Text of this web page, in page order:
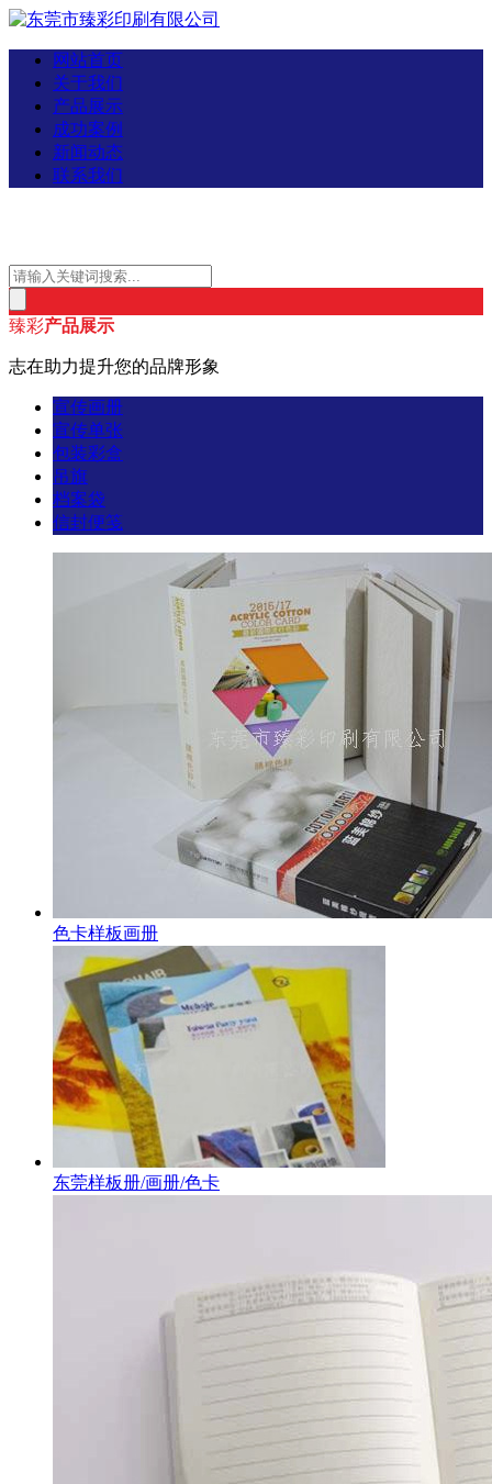
网站首页
关于我们
产品展示
成功案例
新闻动态
联系我们
臻彩产品展示
志在助力提升您的品牌形象
宣传画册
宣传单张
包装彩盒
吊旗
档案袋
信封便笺
色卡样板画册
东莞样板册/画册/色卡